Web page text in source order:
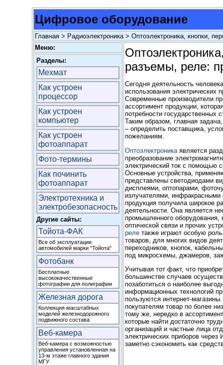
Цифровое оборудование
Главная > Радиоэлектроника> Оптоэлектроника, кнопки,
Меню:
разъемы, реле:
Сегодня деятельность
использования электрических
Современные производители
ассортимент продукции,
потребности государственных
Таким образом, главная
– определить поставщика,
пожеланиям.
Оптоэлектроника является
преобразование
электрический ток с помощью
Основные устройства,
представлены светодиодами
дисплеями, оптопарами,
излучателями, инфракрасными
продукция получила широкое
деятельности. Она является
промышленного оборудования,
оптической связи и прочих
реле также играют особую
товаров, для многих видов
переходников, кнопок,
под микросхемы, джамеров,
Учитывая тот факт, что
большинстве случаев
позаботиться о наиболее
информационных технологий
пользуются интернет-
покупателям товар по более
тому же, нередко в
которые найти достаточно
организаций и частные лица
электрических приборов через
заметно сэкономить как
Разделы:
Мехмат
Как устроен
процессор
Как устроен
компьютер
Как устроен
фотоаппарат
Фото-термины
Как починить
фотоаппарат
Электротехника и
электробезопасность
Другие сайты:
Тойота-ФАК
Все об эксплуатации
автомобилей марки "Тойота"
Фотобанк
Бесплатные
высококачественные
фотографии для полиграфии
Железная дорога
Коллекция масштабных
моделей железнодорожного
подвижного состава
Веб-камера
Веб-камера с возможностью
управления установленная на
13-м этаже главного здания
МГУ